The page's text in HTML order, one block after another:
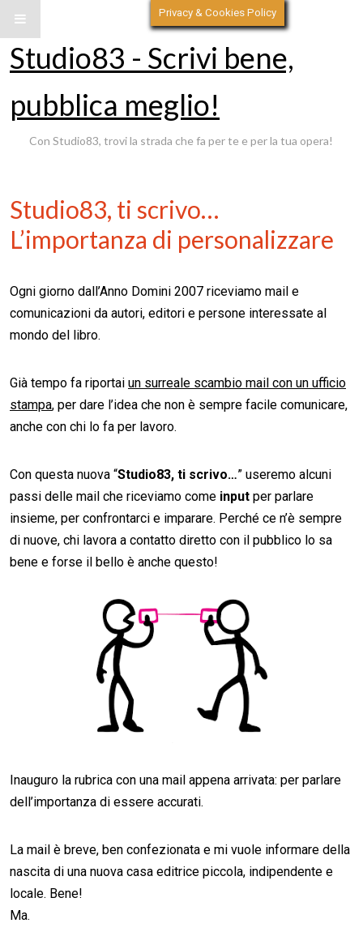
Studio83 - Scrivi bene,
pubblica meglio!
Con Studio83, trovi la strada che fa per te e per la tua opera!
Studio83, ti scrivo…
L’importanza di personalizzare
Ogni giorno dall’Anno Domini 2007 riceviamo mail e
comunicazioni da autori, editori e persone interessate al
mondo del libro.
Già tempo fa riportai un surreale scambio mail con un ufficio
stampa, per dare l’idea che non è sempre facile comunicare,
anche con chi lo fa per lavoro.
Con questa nuova “Studio83, ti scrivo…” useremo alcuni
passi delle mail che riceviamo come input per parlare
insieme, per confrontarci e imparare. Perché ce n’è sempre
di nuove, chi lavora a contatto diretto con il pubblico lo sa
bene e forse il bello è anche questo!
Inauguro la rubrica con una mail appena arrivata: per parlare
dell’importanza di essere accurati.
La mail è breve, ben confezionata e mi vuole informare della
nascita di una nuova casa editrice piccola, indipendente e
locale. Bene!
Ma.
Privacy & Cookies Policy